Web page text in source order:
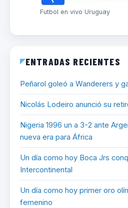
Futbol en vivo Uruguay
ENTRADAS RECIENTES
Peñarol goleó a Wanderers y
Nicolás Lodeiro anunció su
Nigeria 1996 un a 3-2 ante
nueva era para África
Un día como hoy Boca Jrs
Intercontinental
Un día como hoy primer oro
femenino